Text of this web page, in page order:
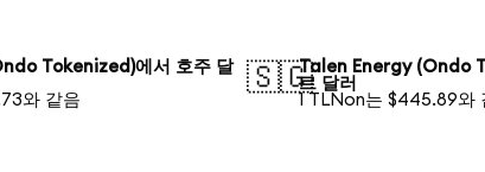
Tokenized)에서 호주 달
와 같음
🇸🇬Talen Energy (Ondo
르 달러
1 TLNon는 $445.89와